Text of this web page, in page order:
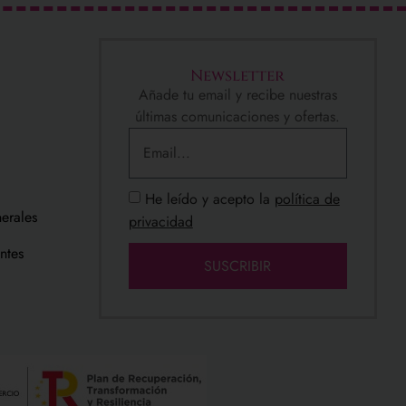
Newsletter
Añade tu email y recibe nuestras
últimas comunicaciones y ofertas.
He leído y acepto la política de
privacidad
SUSCRIBIR